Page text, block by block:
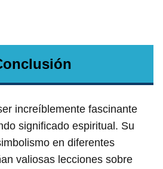
increíblemente fascinante
significado espiritual. Su
en diferentes
valiosas lecciones sobre